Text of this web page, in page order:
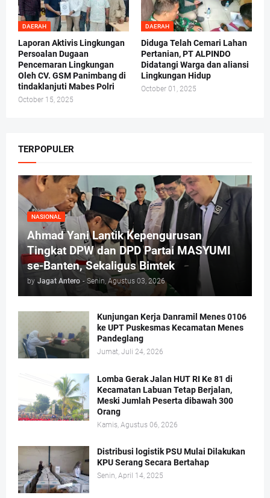
DAERAH
Laporan Aktivis Lingkungan
Persoalan Dugaan
Pencemaran Lingkungan
Oleh CV. GSM Panimbang di
tindaklanjuti Mabes Polri
October 15, 2025
DAERAH
Diduga Telah Cemari Lahan
Pertanian, PT ALPINDO
Didatangi Warga dan aliansi
Lingkungan Hidup
October 01, 2025
TERPOPULER
NASIONAL
Ahmad Yani Lantik Kepengurusan
Tingkat DPW dan DPD Partai MASYUMI
se-Banten, Sekaligus Bimtek
by Jagat Antero - Senin, Agustus 03, 2026
Kunjungan Kerja Danramil Menes 0106
ke UPT Puskesmas Kecamatan Menes
Pandeglang
Jumat, Juli 24, 2026
Lomba Gerak Jalan HUT RI Ke 81 di
Kecamatan Labuan Tetap Berjalan,
Meski Jumlah Peserta dibawah 300
Orang
Kamis, Agustus 06, 2026
Distribusi logistik PSU Mulai Dilakukan
KPU Serang Secara Bertahap
Senin, April 14, 2025